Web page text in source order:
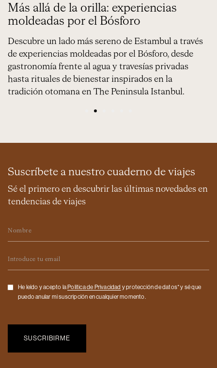
Más allá de la orilla: experiencias
moldeadas por el Bósforo
Descubre un lado más sereno de Estambul a través
de experiencias moldeadas por el Bósforo, desde
gastronomía frente al agua y travesías privadas
hasta rituales de bienestar inspirados en la
tradición otomana en The Peninsula Istanbul.
Suscríbete a nuestro cuaderno de viajes
Sé el primero en descubrir las últimas novedades en
tendencias de viajes
Checkbox
He leído y acepto la Politica de Privacidad y protección de datos* y sé que
puedo anular mi suscripción en cualquier momento.